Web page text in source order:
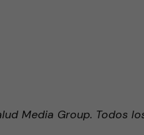
Media Group. Todos